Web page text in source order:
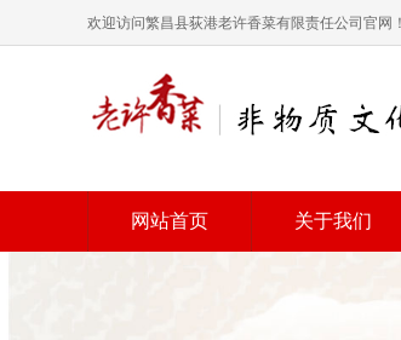
欢迎访问繁昌县荻港老许香菜有限责任公司官网！
网站首页 关于我们